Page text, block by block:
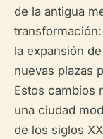
de la antigua
la expansión
nuevas plazas
Estos cambios
una ciudad
de los siglos